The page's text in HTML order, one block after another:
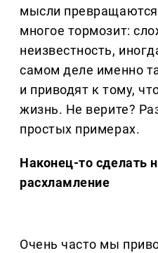
мысли
многое тормозит:
неизвестность,
самом деле именно
и приводят к тому,
жизнь. Не верите?
простых примерах.
Наконец-то сделать
расхламление
Очень часто мы